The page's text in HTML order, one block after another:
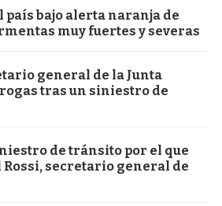
país bajo alerta naranja de
muy fuertes y severas
general de la Junta
tras un siniestro de
de tránsito por el que
secretario general de